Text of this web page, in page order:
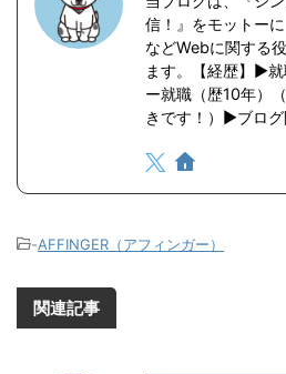
信！』をモットー
などWebに関する
ます。【経歴】▶︎
ー就職（歴10年）
きです！）▶︎ブログ
-AFFINGER（アフィンガー）
関連記事